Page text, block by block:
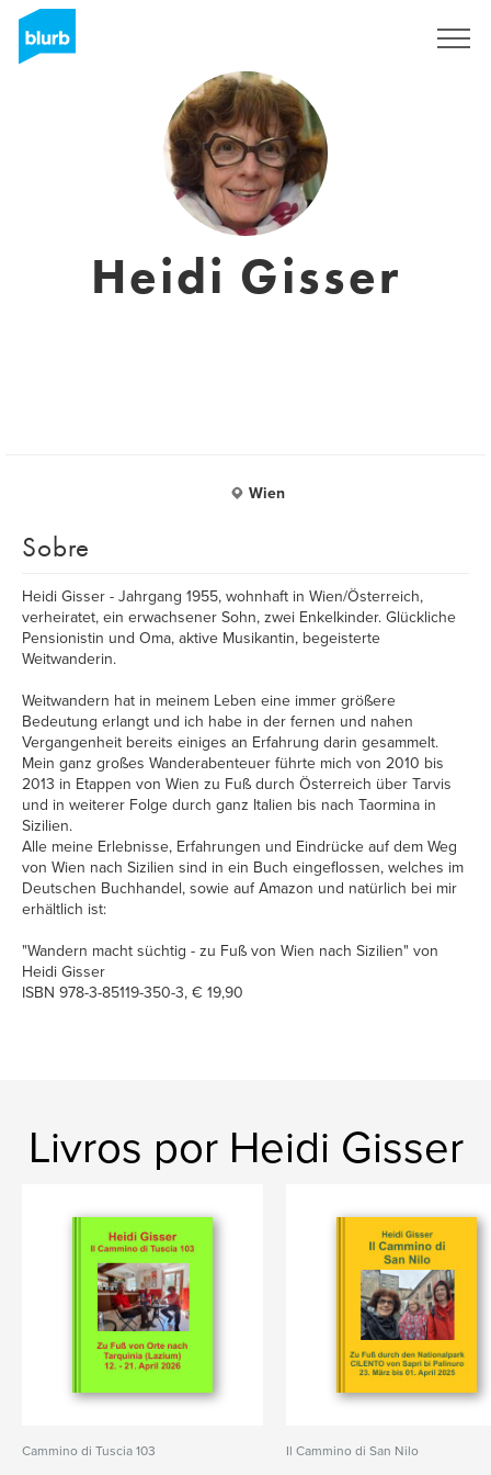
Heidi Gisser
Wien
Sobre
Heidi Gisser - Jahrgang 1955, wohnhaft in Wien/Österreich,
verheiratet, ein erwachsener Sohn, zwei Enkelkinder. Glückliche
Pensionistin und Oma, aktive Musikantin, begeisterte
Weitwanderin.
Weitwandern hat in meinem Leben eine immer größere
Bedeutung erlangt und ich habe in der fernen und nahen
Vergangenheit bereits einiges an Erfahrung darin gesammelt.
Mein ganz großes Wanderabenteuer führte mich von 2010 bis
2013 in Etappen von Wien zu Fuß durch Österreich über Tarvis
und in weiterer Folge durch ganz Italien bis nach Taormina in
Sizilien.
Alle meine Erlebnisse, Erfahrungen und Eindrücke auf dem Weg
von Wien nach Sizilien sind in ein Buch eingeflossen, welches im
Deutschen Buchhandel, sowie auf Amazon und natürlich bei mir
erhältlich ist:
"Wandern macht süchtig - zu Fuß von Wien nach Sizilien" von
Heidi Gisser
ISBN 978-3-85119-350-3, € 19,90
Livros por Heidi Gisser
Cammino di Tuscia 103 Il Cammino di San Nilo